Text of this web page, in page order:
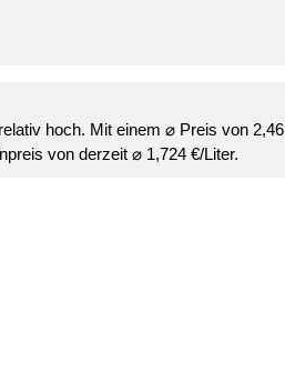
hoch. Mit einem ⌀ Preis von 2,46
von derzeit ⌀ 1,724 €/Liter.